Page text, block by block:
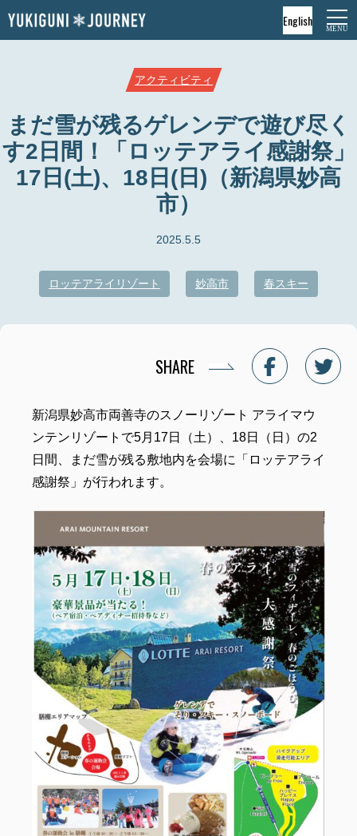
English
アクティビティ
まだ雪が残るゲレンデで遊び尽く
す2日間！「ロッテアライ感謝祭」
17日(土)、18日(日)（新潟県妙高
市）
2025.5.5
ロッテアライリゾート 妙高市 春スキー
SHARE
新潟県妙高市両善寺のスノーリゾート アライマウ
ンテンリゾートで5月17日（土）、18日（日）の2
日間、まだ雪が残る敷地内を会場に「ロッテアライ
感謝祭」が行われます。